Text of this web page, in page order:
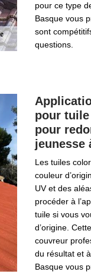
pour ce type
Basque vous
sont
questions.
pour
pour
jeunesse
Les tuiles
couleur
UV et des
procéder à
tuile si vous
d’origine.
couvreur
du résultat et
Basque vous